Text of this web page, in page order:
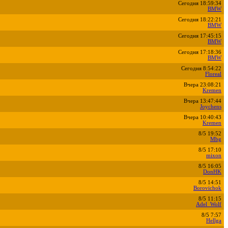
Сегодня 18:59:34
BMW
Сегодня 18:22:21
BMW
Сегодня 17:45:15
BMW
Сегодня 17:18:36
BMW
Сегодня 8:54:22
Floreal
Вчера 23:08:21
Kremen
Вчера 13:47:44
Joychens
Вчера 10:40:43
Kremen
8/5 19:52
Mbg
8/5 17:10
mixon
8/5 16:05
DonHK
8/5 14:51
Borovichok
8/5 11:15
Adel_Wolf
8/5 7:57
Hellga